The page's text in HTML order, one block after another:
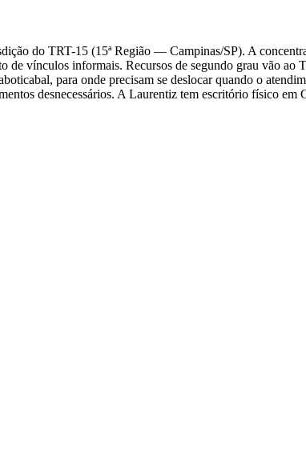
do TRT-15 (15ª Região — Campinas/SP). A
de vínculos informais. Recursos de segundo grau vão
para onde precisam se deslocar quando o
desnecessários. A Laurentiz tem escritório físico